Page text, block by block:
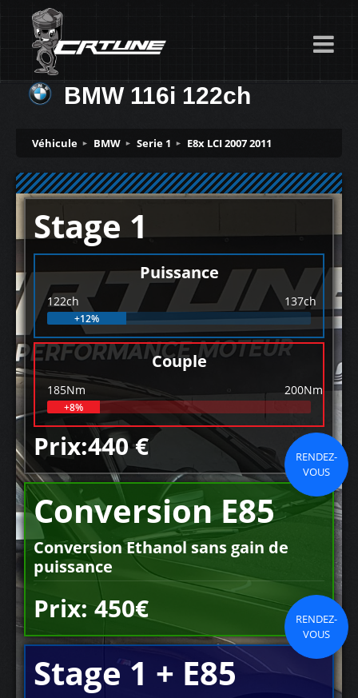
BMW 116i 122ch
Véhicule BMW Serie 1 E8x LCI 2007 2011
Stage 1
Puissance
122ch 137ch
+12%
Couple
185Nm 200Nm
+8%
Prix:440 €
RENDEZ-
VOUS
Conversion E85
Conversion Ethanol sans gain de
puissance
Prix: 450€
RENDEZ-
VOUS
Stage 1 + E85